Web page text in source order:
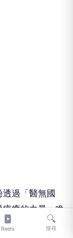
過「醫無國
癒的力量，喚
請民眾走進音
Reels
🔍
搜尋